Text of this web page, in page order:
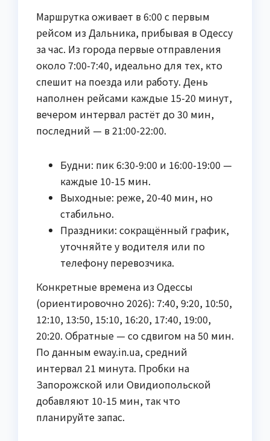
Маршрутка оживает в 6:00 с первым
рейсом из Дальника, прибывая в Одессу
за час. Из города первые отправления
около 7:00-7:40, идеально для тех, кто
спешит на поезда или работу. День
наполнен рейсами каждые 15-20 минут,
вечером интервал растёт до 30 мин,
последний — в 21:00-22:00.
Будни: пик 6:30-9:00 и 16:00-19:00 —
каждые 10-15 мин.
Выходные: реже, 20-40 мин, но
стабильно.
Праздники: сокращённый график,
уточняйте у водителя или по
телефону перевозчика.
Конкретные времена из Одессы
(ориентировочно 2026): 7:40, 9:20, 10:50,
12:10, 13:50, 15:10, 16:20, 17:40, 19:00,
20:20. Обратные — со сдвигом на 50 мин.
По данным eway.in.ua, средний
интервал 21 минута. Пробки на
Запорожской или Овидиопольской
добавляют 10-15 мин, так что
планируйте запас.